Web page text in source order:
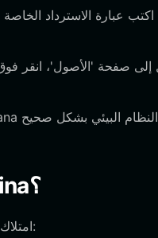
اكتب عبارة الاسترداد
ما الذي يمكنك فعله بمحفظة haalandina؟
امتلاك محفظة آمنة يفتح الإمكانات الكاملة لهذا الأصل القائم على الميم: